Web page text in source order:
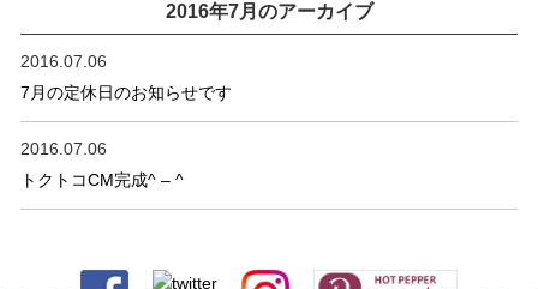
2016年7月のアーカイブ
2016.07.06
7月の定休日のお知らせです
2016.07.06
トクトコCM完成^ – ^